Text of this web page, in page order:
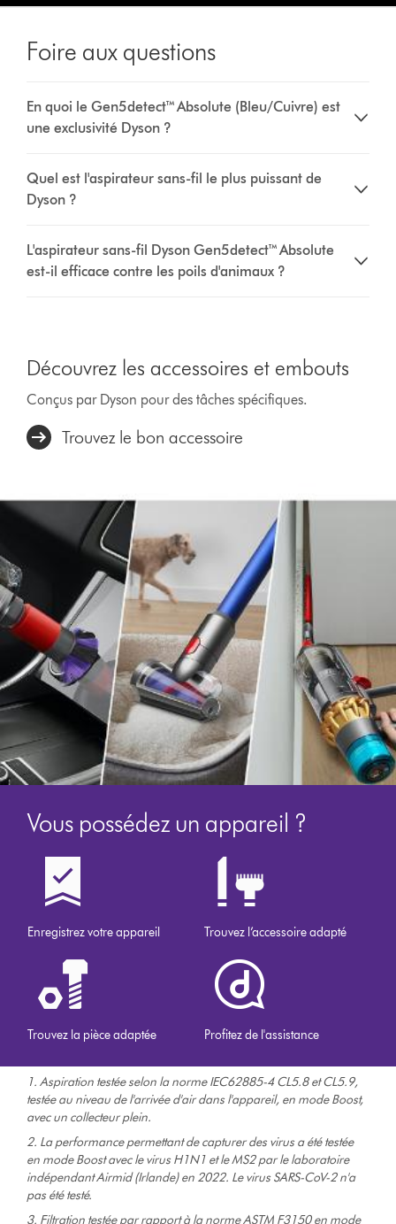
Foire aux questions
En quoi le Gen5detect™ Absolute (Bleu/Cuivre) est
une exclusivité Dyson ?
Quel est l'aspirateur sans-fil le plus puissant de
Dyson ?
L'aspirateur sans-fil Dyson Gen5detect™ Absolute
est-il efficace contre les poils d'animaux ?
Découvrez les accessoires et embouts
Conçus par Dyson pour des tâches spécifiques.
Trouvez le bon accessoire
Vous possédez un appareil ?
Enregistrez votre appareil Trouvez l’accessoire adapté
Trouvez la pièce adaptée Profitez de l'assistance
1. Aspiration testée selon la norme IEC62885-4 CL5.8 et CL5.9,
testée au niveau de l'arrivée d'air dans l'appareil, en mode Boost,
avec un collecteur plein.
2. La performance permettant de capturer des virus a été testée
en mode Boost avec le virus H1N1 et le MS2 par le laboratoire
indépendant Airmid (Irlande) en 2022. Le virus SARS-CoV-2 n'a
pas été testé.
3. Filtration testée par rapport à la norme ASTM F3150 en mode